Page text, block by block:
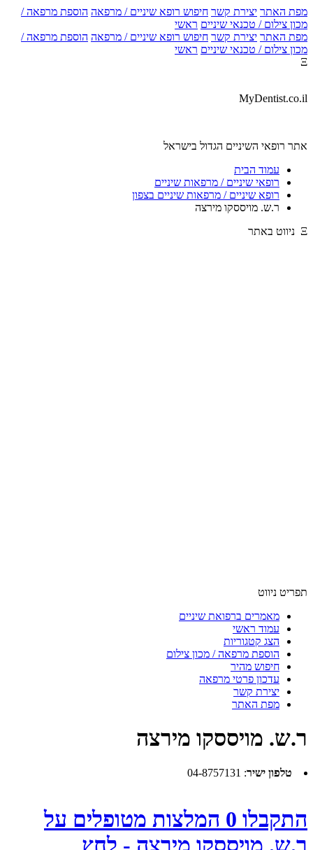
מפת האתר יצירת קשר חיפוש רופא שיניים / מרפאה הוספת מרפאה /
מכון צילום / טכנאי שיניים ראשי
מפת האתר יצירת קשר חיפוש רופא שיניים / מרפאה הוספת מרפאה /
מכון צילום / טכנאי שיניים ראשי
Ξ
MyDentist.co.il
אתר רופאי השיניים הגדול בישראל
עמוד הבית
רופאי שיניים / מרפאות שיניים
רופא שיניים / מרפאות שיניים בצפון
ר.ש. מויססקו מירצה
Ξ ניווט באתר
תפריט ניווט
מאמרים ברפואת שיניים
עמוד ראשי
הצג קטגוריות
הוספת מרפאה / מכון צילום
חיפוש מהיר
עדכון פרטי מרפאה
יצירת קשר
מפת האתר
ר.ש. מויססקו מירצה
טלפון ישיר:
04-8757131
התקבלו 0 המלצות מטופלים על